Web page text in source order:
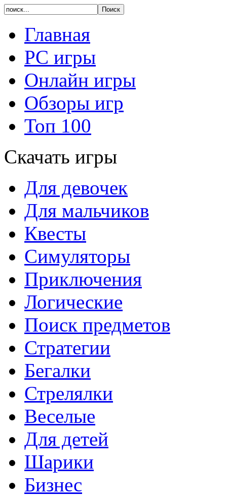
Главная
PC игры
Онлайн игры
Обзоры игр
Топ 100
Скачать игры
Для девочек
Для мальчиков
Квесты
Симуляторы
Приключения
Логические
Поиск предметов
Стратегии
Бегалки
Стрелялки
Веселые
Для детей
Шарики
Бизнес